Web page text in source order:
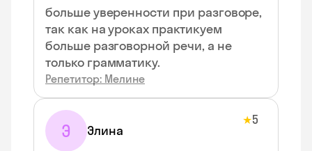
больше уверенности при разговоре,
так как на уроках практикуем
больше разговорной речи, а не
только грамматику.
Репетитор: Мелине
Э Элина
★5